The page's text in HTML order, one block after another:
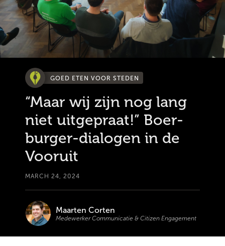
GOED ETEN VOOR STEDEN
“Maar wij zijn nog lang
niet uitgepraat!” Boer-
burger-dialogen in de
Vooruit
MARCH 24, 2024
Maarten Corten
Medewerker Communicatie & Citizen Engagement